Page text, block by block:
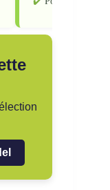
Raquette padel
Sweet Spot : 77